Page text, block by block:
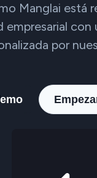
Manglai está
empresarial
por